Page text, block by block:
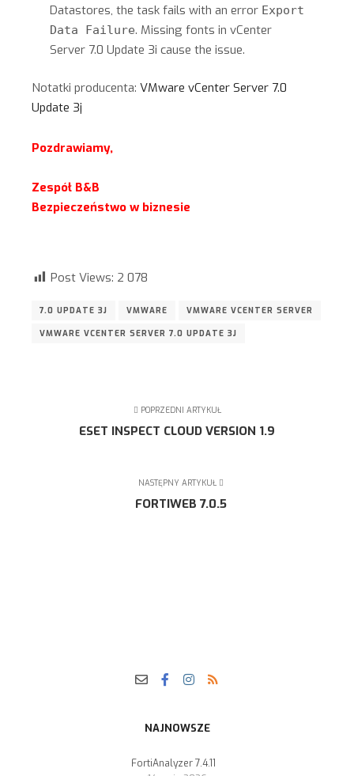
Datastores, the task fails with an error Export
Data Failure. Missing fonts in vCenter
Server 7.0 Update 3i cause the issue.
Notatki producenta: VMware vCenter Server 7.0
Update 3j
Pozdrawiamy,
Zespół B&B
Bezpieczeństwo w biznesie
Post Views: 2 078
7.0 UPDATE 3J VMWARE VMWARE VCENTER SERVER
VMWARE VCENTER SERVER 7.0 UPDATE 3J
POPRZEDNI ARTYKUŁ
ESET INSPECT CLOUD VERSION 1.9
NASTĘPNY ARTYKUŁ
FORTIWEB 7.0.5
NAJNOWSZE
FortiAnalyzer 7.4.11